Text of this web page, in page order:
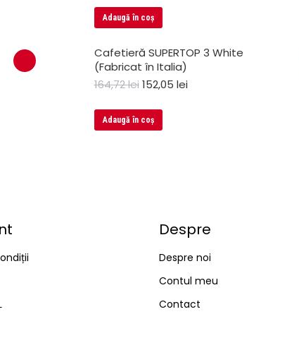
Adaugă în coș
Cafetieră SUPERTOP 3 White
(Fabricat în Italia)
164,72lei 152,05 lei
Adaugă în coș
Despre
Despre noi
Contul meu
Contact